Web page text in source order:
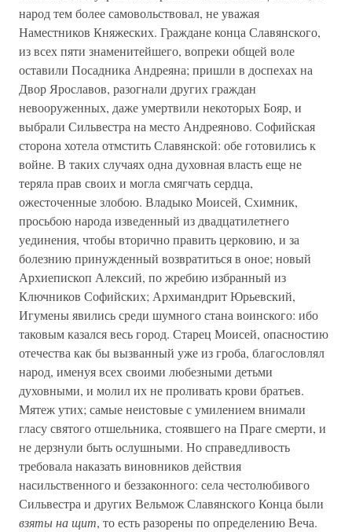
народ тем более самовольствовал, не уважая
Наместников Княжеских. Граждане конца Славянского,
из всех пяти знаменитейшего, вопреки общей воле
оставили Посадника Андреяна; пришли в доспехах на
Двор Ярославов, разогнали других граждан
невооруженных, даже умертвили некоторых Бояр, и
выбрали Сильвестра на место Андреяново. Софийская
сторона хотела отмстить Славянской: обе готовились к
войне. В таких случаях одна духовная власть еще не
теряла прав своих и могла смягчать сердца,
ожесточенные злобою. Владыко Моисей, Схимник,
просьбою народа изведенный из двадцатилетнего
уединения, чтобы вторично править церковию, и за
болезнию принужденный возвратиться в оное; новый
Архиепископ Алексий, по жребию избранный из
Ключников Софийских; Архимандрит Юрьевский,
Игумены явились среди шумного стана воинского: ибо
таковым казался весь город. Старец Моисей, опасностию
отечества как бы вызванный уже из гроба, благословлял
народ, именуя всех своими любезными детьми
духовными, и молил их не проливать крови братьев.
Мятеж утих; самые неистовые с умилением внимали
гласу святого отшельника, стоявшего на Праге смерти, и
не дерзнули быть ослушными. Но справедливость
требовала наказать виновников действия
насильственного и беззаконного: села честолюбивого
Сильвестра и других Вельмож Славянского Конца были
взяты на щит, то есть разорены по определению Веча.